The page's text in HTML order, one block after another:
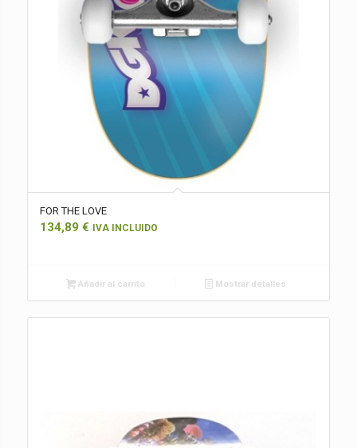
FOR THE LOVE
134,89 € IVA INCLUIDO
Añadir al carrito Mostrar detalles